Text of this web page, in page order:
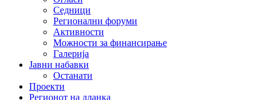
Седници
Регионални форуми
Активности
Можности за финансирање
Галерија
Јавни набавки
Останати
Проекти
Регионот на дланка